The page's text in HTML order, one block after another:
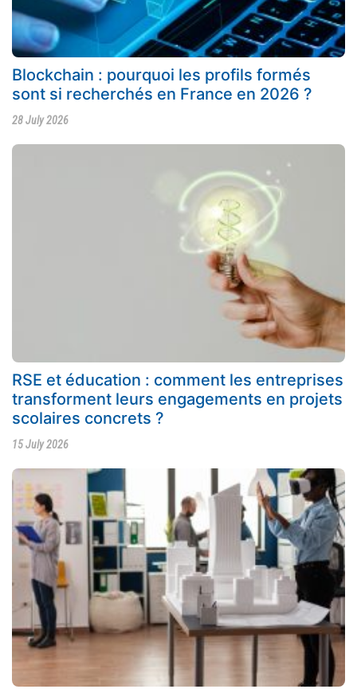
Blockchain : pourquoi les profils formés
sont si recherchés en France en 2026 ?
28 July 2026
RSE et éducation : comment les entreprises
transforment leurs engagements en projets
scolaires concrets ?
15 July 2026